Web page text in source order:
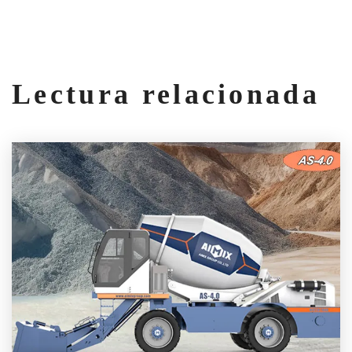
Lectura relacionada